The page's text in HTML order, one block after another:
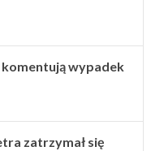
wypadek
zatrzymał się